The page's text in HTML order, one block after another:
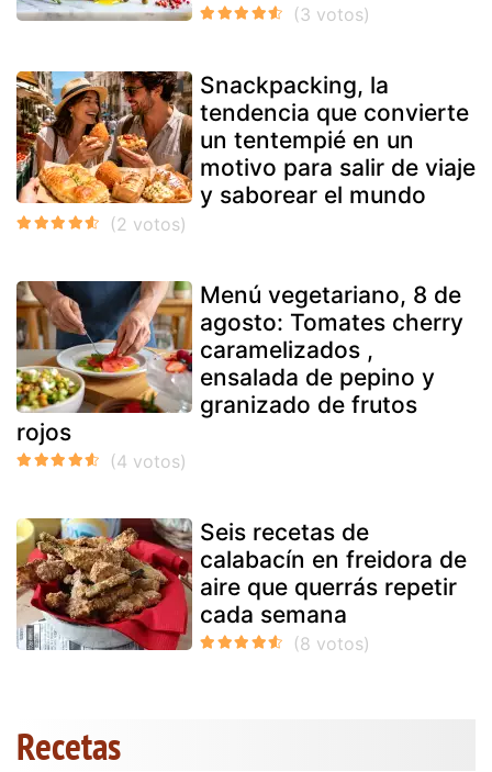
Snackpacking, la
tendencia que convierte
un tentempié en un
motivo para salir de viaje
y saborear el mundo
Menú vegetariano, 8 de
agosto: Tomates cherry
caramelizados ,
ensalada de pepino y
granizado de frutos
rojos
Seis recetas de
calabacín en freidora de
aire que querrás repetir
cada semana
Recetas